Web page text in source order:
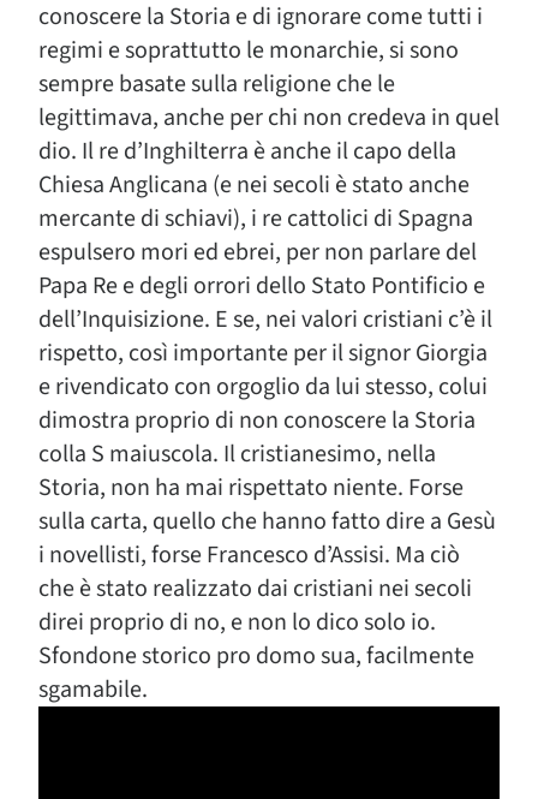
conoscere la Storia e di ignorare come tutti i
regimi e soprattutto le monarchie, si sono
sempre basate sulla religione che le
legittimava, anche per chi non credeva in quel
dio. Il re d’Inghilterra è anche il capo della
Chiesa Anglicana (e nei secoli è stato anche
mercante di schiavi), i re cattolici di Spagna
espulsero mori ed ebrei, per non parlare del
Papa Re e degli orrori dello Stato Pontificio e
dell’Inquisizione. E se, nei valori cristiani c’è il
rispetto, così importante per il signor Giorgia
e rivendicato con orgoglio da lui stesso, colui
dimostra proprio di non conoscere la Storia
colla S maiuscola. Il cristianesimo, nella
Storia, non ha mai rispettato niente. Forse
sulla carta, quello che hanno fatto dire a Gesù
i novellisti, forse Francesco d’Assisi. Ma ciò
che è stato realizzato dai cristiani nei secoli
direi proprio di no, e non lo dico solo io.
Sfondone storico pro domo sua, facilmente
sgamabile.